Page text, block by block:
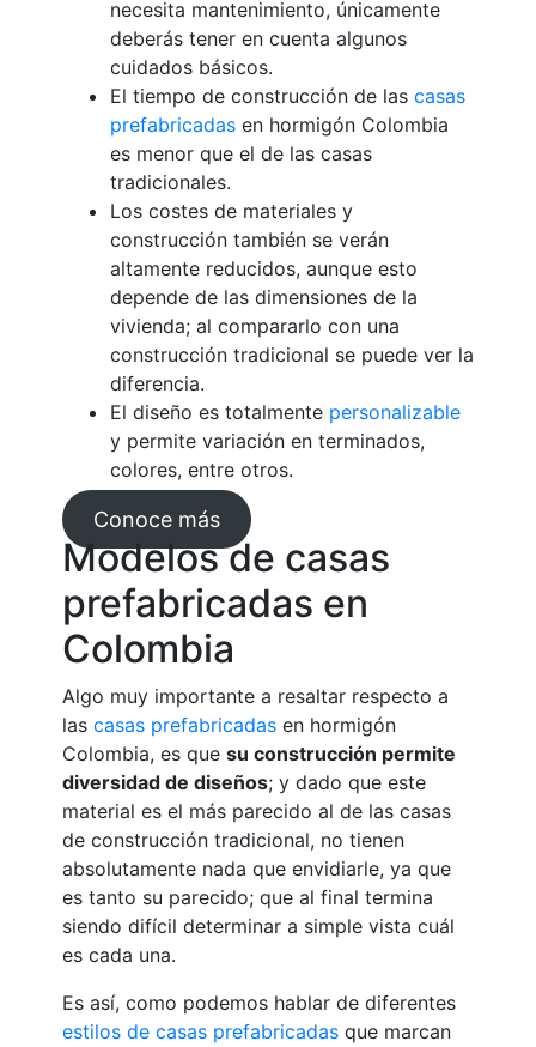
necesita mantenimiento, únicamente
deberás tener en cuenta algunos
cuidados básicos.
El tiempo de construcción de las casas
prefabricadasen hormigón Colombia
es menor que el de las casas
tradicionales.
Los costes de materiales y
construcción también se verán
altamente reducidos, aunque esto
depende de las dimensiones de la
vivienda; al compararlo con una
construcción tradicional se puede ver la
diferencia.
El diseño es totalmente personalizable
y permite variación en terminados,
colores, entre otros.
Conoce más
Modelos de casas
prefabricadas en
Colombia
Algo muy importante a resaltar respecto a
las casas prefabricadasen hormigón
Colombia, es que su construcción permite
diversidad de diseños; y dado que este
material es el más parecido al de las casas
de construcción tradicional, no tienen
absolutamente nada que envidiarle, ya que
es tanto su parecido; que al final termina
siendo difícil determinar a simple vista cuál
es cada una.
Es así, como podemos hablar de diferentes
estilos de casas prefabricadasque marcan